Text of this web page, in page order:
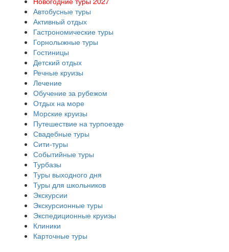
Автобусные туры
Активный отдых
Гастрономические туры
Горнолыжные туры
Гостиницы
Детский отдых
Речные круизы
Лечение
Обучение за рубежом
Отдых на море
Морские круизы
Путешествие на турпоезде
Свадебные туры
Сити-туры
Событийные туры
Турбазы
Туры выходного дня
Туры для школьников
Экскурсии
Экскурсионные туры
Экспедиционные круизы
Клиники
Карточные туры